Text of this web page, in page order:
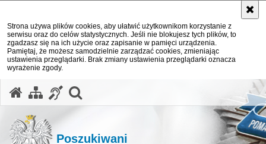
Strona używa plików cookies, aby ułatwić użytkownikom korzystanie z
serwisu oraz do celów statystycznych. Jeśli nie blokujesz tych plików, to
zgadzasz się na ich użycie oraz zapisanie w pamięci urządzenia.
Pamiętaj, że możesz samodzielnie zarządzać cookies, zmieniając
ustawienia przeglądarki. Brak zmiany ustawienia przeglądarki oznacza
wyrażenie zgody.
Poszukiwani